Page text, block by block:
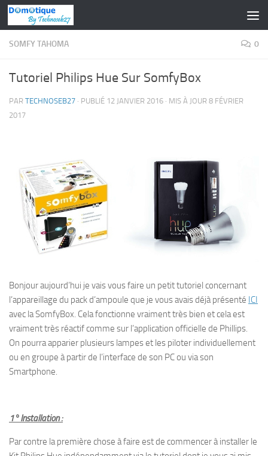
Skip to content
SOMFY TAHOMA 0
Tutoriel Philips Hue Sur SomfyBox
PAR TECHNOSEB27 · PUBLIÉ 12 JANVIER 2016 · MIS À JOUR 8 FÉVRIER
2017
Bonjour aujourd’hui je vais vous faire un petit tutoriel concernant
l’appareillage du pack d’ampoule que je vous avais déjà présenté ICI
avec la SomfyBox. Cela fonctionne vraiment très bien et cela est
vraiment très réactif comme sur l’application officielle de Phillips.
On pourra apparier plusieurs lampes et les piloter individuellement
ou en groupe à partir de l’interface de son PC ou via son
Smartphone.
1° Installation :
Par contre la première chose à faire est de commencer à installer le